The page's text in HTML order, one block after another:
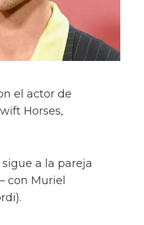
el actor de
Horses,
a la pareja
con Muriel